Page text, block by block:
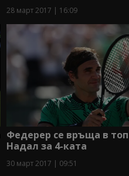
28 март 2017 | 16:09
Федерер се връща в топ
Надал за 4-ката
30 март 2017 | 09:51